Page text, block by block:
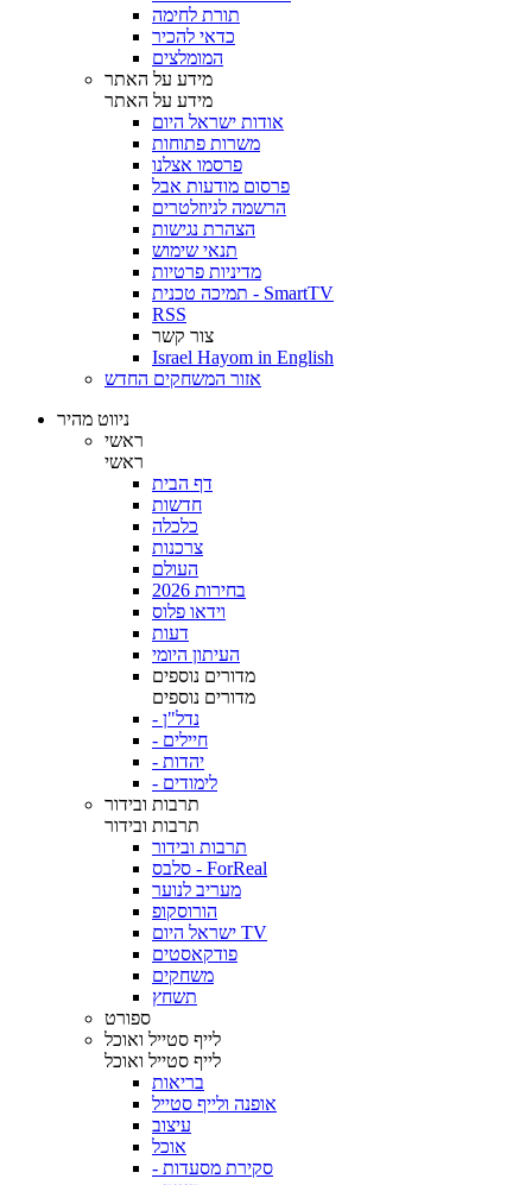
תורת לחימה
כדאי להכיר
המומלצים
מידע על האתר
מידע על האתר
אודות ישראל היום
משרות פתוחות
פרסמו אצלנו
פרסום מודעות אבל
הרשמה לניוזלטרים
הצהרת נגישות
תנאי שימוש
מדיניות פרטיות
תמיכה טכנית - SmartTV
RSS
צור קשר
Israel Hayom in English
אזור המשחקים החדש
ניווט מהיר
ראשי
ראשי
דף הבית
חדשות
כלכלה
צרכנות
העולם
בחירות 2026
וידאו פלוס
דעות
העיתון היומי
מדורים נוספים
מדורים נוספים
- נדל"ן
- חיילים
- יהדות
- לימודים
תרבות ובידור
תרבות ובידור
תרבות ובידור
סלבס - ForReal
מעריב לנוער
הורוסקופ
ישראל היום TV
פודקאסטים
משחקים
תשחץ
ספורט
לייף סטייל ואוכל
לייף סטייל ואוכל
בריאות
אופנה ולייף סטייל
עיצוב
אוכל
- סקירת מסעדות